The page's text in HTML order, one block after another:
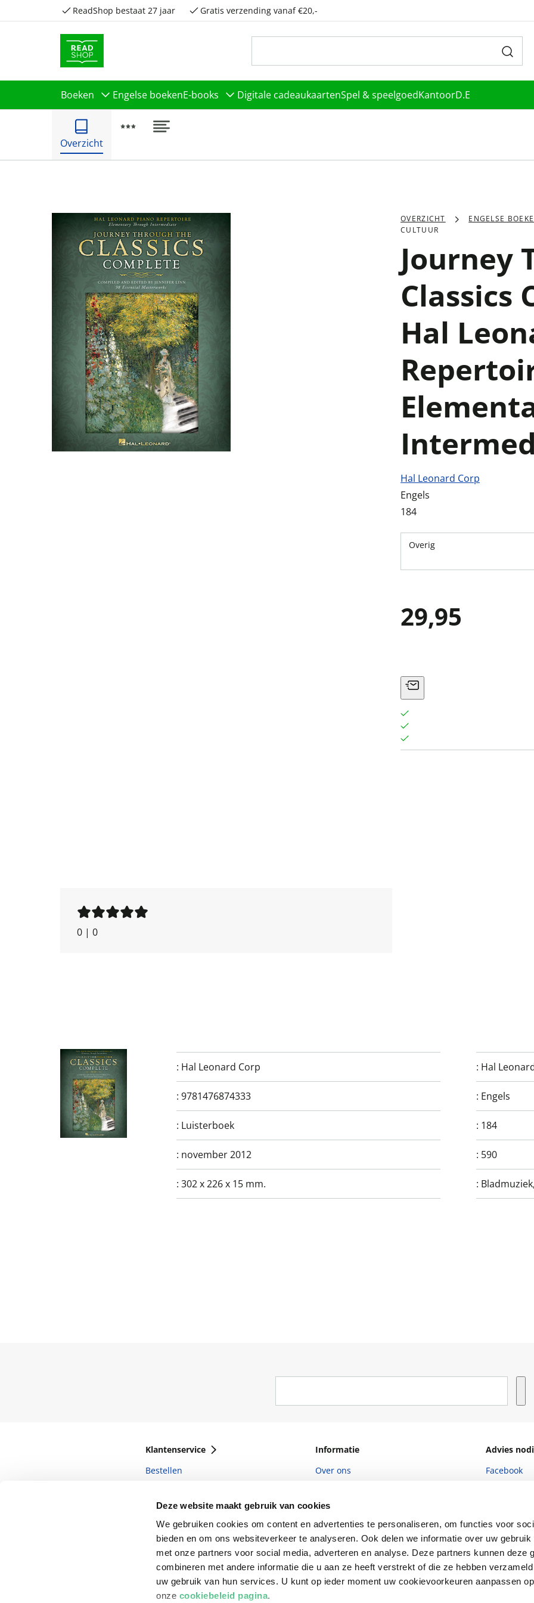
Deze website maakt gebruik van cookies
We gebruiken cookies om content en advertenties te personaliseren, om functies voor
bieden en om ons websiteverkeer te analyseren. Ook delen we informatie over uw
met onze partners voor social media, adverteren en analyse. Deze partners kunnen deze
combineren met andere informatie die u aan ze heeft verstrekt of die ze hebben
uw gebruik van hun services. U kunt op ieder moment uw cookievoorkeuren aanpassen op
onze cookiebeleid pagina.
ReadShop bestaat 27 jaar Gratis verzending vanaf €20,-
Boeken Engelse boekenE-books Digitale cadeaukaartenSpel & speelgoedKantoorD.E
Overzicht
OVERZICHT ENGELSE
CULTUUR
Journey
Classics
Hal
Hal Leonard Corp
Engels
184
Overig
29,95
0 | 0
: Hal Leonard Corp : Hal
: 9781476874333 : Engels
: Luisterboek : 184
: november 2012 : 590
: 302 x 226 x 15 mm. :
Klantenservice
Bestellen
Betalen
Retourneren
Veelgestelde vragen
Informatie
Over ons
Winkels en openingstijden
Cadeaukaart
Ondernemer worden
Advies
Facebook
088 - 133 84